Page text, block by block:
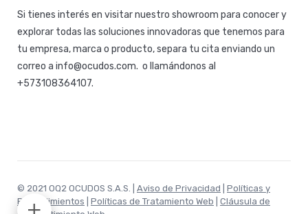
Si tienes interés en visitar nuestro showroom para conocer y
explorar todas las soluciones innovadoras que tenemos para
tu empresa, marca o producto, separa tu cita enviando un
correo a info@ocudos.com. o llamándonos al
+573108364107.
© 2021 OQ2 OCUDOS S.A.S. | Aviso de Privacidad
Políticas y
Procedimientos
Políticas de Tratamiento Web
Cláusula de